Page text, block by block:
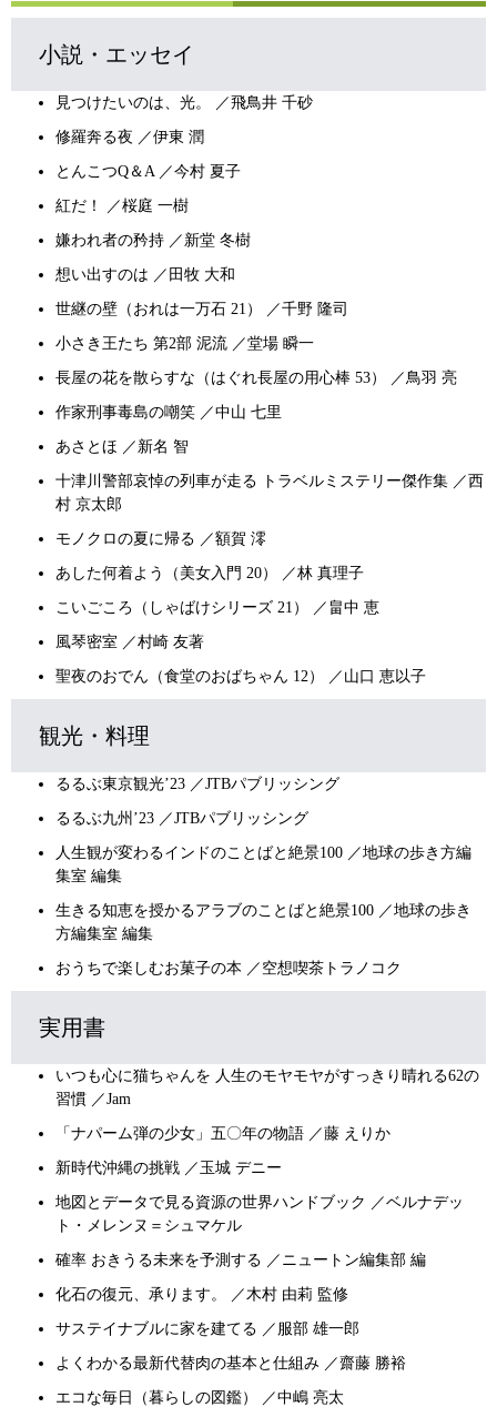
小説・エッセイ
見つけたいのは、光。 ／飛鳥井 千砂
修羅奔る夜 ／伊東 潤
とんこつQ＆A ／今村 夏子
紅だ！ ／桜庭 一樹
嫌われ者の矜持 ／新堂 冬樹
想い出すのは ／田牧 大和
世継の壁（おれは一万石 21） ／千野 隆司
小さき王たち 第2部 泥流 ／堂場 瞬一
長屋の花を散らすな（はぐれ長屋の用心棒 53） ／鳥羽 亮
作家刑事毒島の嘲笑 ／中山 七里
あさとほ ／新名 智
十津川警部哀悼の列車が走る トラベルミステリー傑作集 ／西
村 京太郎
モノクロの夏に帰る ／額賀 澪
あした何着よう（美女入門 20） ／林 真理子
こいごころ（しゃばけシリーズ 21） ／畠中 恵
風琴密室 ／村崎 友著
聖夜のおでん（食堂のおばちゃん 12） ／山口 恵以子
観光・料理
るるぶ東京観光’23 ／JTBパブリッシング
るるぶ九州’23 ／JTBパブリッシング
人生観が変わるインドのことばと絶景100 ／地球の歩き方編
集室 編集
生きる知恵を授かるアラブのことばと絶景100 ／地球の歩き
方編集室 編集
おうちで楽しむお菓子の本 ／空想喫茶トラノコク
実用書
いつも心に猫ちゃんを 人生のモヤモヤがすっきり晴れる62の
習慣 ／Jam
「ナパーム弾の少女」五〇年の物語 ／藤 えりか
新時代沖縄の挑戦 ／玉城 デニー
地図とデータで見る資源の世界ハンドブック ／ベルナデッ
ト・メレンヌ＝シュマケル
確率 おきうる未来を予測する ／ニュートン編集部 編
化石の復元、承ります。 ／木村 由莉 監修
サステイナブルに家を建てる ／服部 雄一郎
よくわかる最新代替肉の基本と仕組み ／齋藤 勝裕
エコな毎日（暮らしの図鑑） ／中嶋 亮太